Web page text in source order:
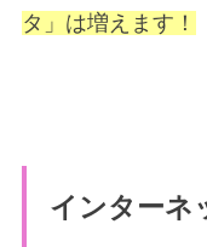
タ」は増えます！
インターネ